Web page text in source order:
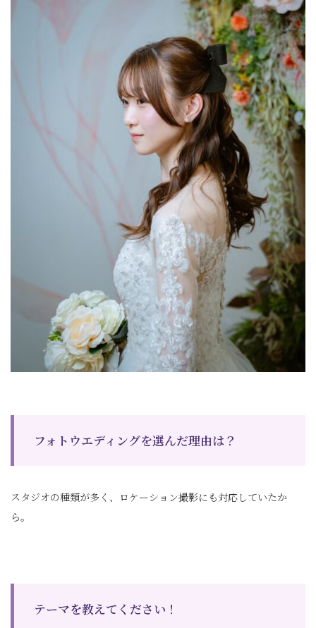
フォトウエディングを選んだ理由は？
スタジオの種類が多く、ロケーション撮影にも対応していたか
ら。
テーマを教えてください！